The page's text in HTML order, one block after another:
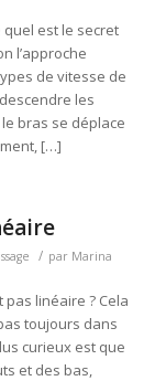
est le secret
l’approche
de vitesse de
les
bras se déplace
[…]
/ par Marina
pas linéaire ? Cela
toujours dans
curieux est que
et des bas,